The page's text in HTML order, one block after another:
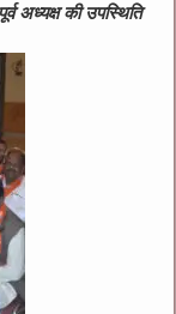
अध्यक्ष की उपस्थिति